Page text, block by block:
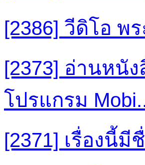
[2386] วีดิโอ พ
[2373] อ่านหนั
โปรแกรม
[2371] เรื่องนี้